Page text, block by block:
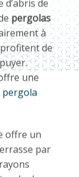
pergolas
à
de
une
pergola
par
les